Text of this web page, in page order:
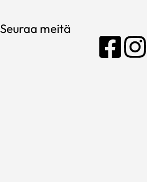
Seuraa meitä